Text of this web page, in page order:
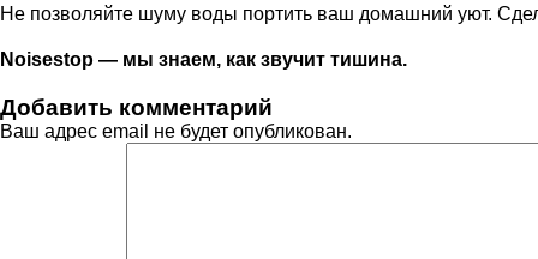
Не позволяйте шуму воды портить ваш домашний уют.
Noisestop — мы знаем, как звучит тишина.
Добавить комментарий
Ваш адрес email не будет опубликован.